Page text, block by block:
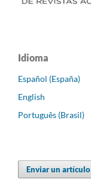
Idioma
Español (España)
English
Português (Brasil)
Enviar un artículo